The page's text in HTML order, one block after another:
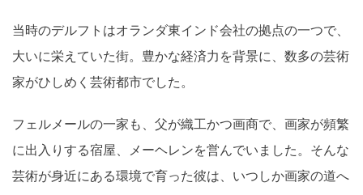
当時のデルフトはオランダ東インド会社の拠点の一つで、
大いに栄えていた街。豊かな経済力を背景に、数多の芸術
家がひしめく芸術都市でした。
フェルメールの一家も、父が織工かつ画商で、画家が頻繁
に出入りする宿屋、メーヘレンを営んでいました。そんな
芸術が身近にある環境で育った彼は、いつしか画家の道へ